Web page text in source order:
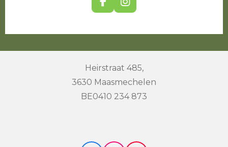
F
a
e
o
I
n
t
r
m
Heirstraat 485,
3630 Maasmechelen
BE0410 234 873